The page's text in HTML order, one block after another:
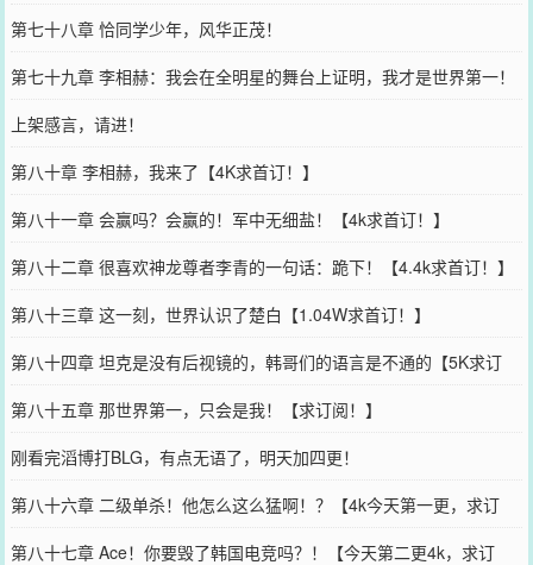
第七十八章 恰同学少年，风华正茂！
第七十九章 李相赫：我会在全明星的舞台上证明，我才是世界第一！
上架感言，请进！
第八十章 李相赫，我来了【4K求首订！】
第八十一章 会赢吗？会赢的！军中无细盐！【4k求首订！】
第八十二章 很喜欢神龙尊者李青的一句话：跪下！【4.4k求首订！】
第八十三章 这一刻，世界认识了楚白【1.04W求首订！】
第八十四章 坦克是没有后视镜的，韩哥们的语言是不通的【5K求订
阅！】】
第八十五章 那世界第一，只会是我！【求订阅！】
刚看完滔博打BLG，有点无语了，明天加四更！
第八十六章 二级单杀！他怎么这么猛啊！？【4k今天第一更，求订
阅！】
第八十七章 Ace！你要毁了韩国电竞吗？！【今天第二更4k，求订